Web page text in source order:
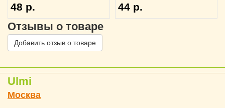
48 р. 44 р.
Отзывы о товаре
Добавить отзыв о товаре
Ulmi
Москва